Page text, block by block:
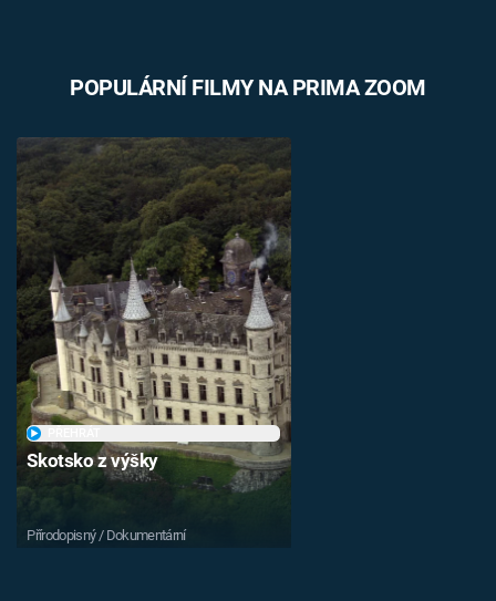
POPULÁRNÍ FILMY NA PRIMA ZOOM
Skotsko z výšky
Přírodopisný / Dokumentární